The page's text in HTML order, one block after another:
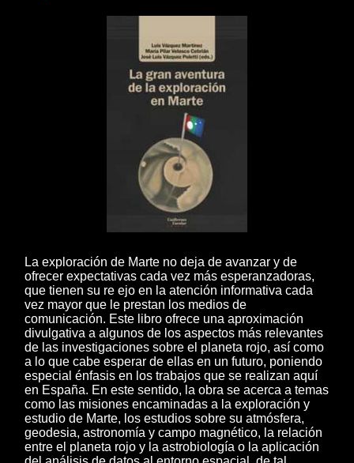
La exploración de Marte no deja de avanzar y de
ofrecer expectativas cada vez más esperanzadoras,
que tienen su re ejo en la atención informativa cada
vez mayor que le prestan los medios de
comunicación. Este libro ofrece una aproximación
divulgativa a algunos de los aspectos más relevantes
de las investigaciones sobre el planeta rojo, así como
a lo que cabe esperar de ellas en un futuro, poniendo
especial énfasis en los trabajos que se realizan aquí
en España. En este sentido, la obra se acerca a temas
como las misiones encaminadas a la exploración y
estudio de Marte, los estudios sobre su atmósfera,
geodesia, astronomía y campo magnético, la relación
entre el planeta rojo y la astrobiología o la aplicación